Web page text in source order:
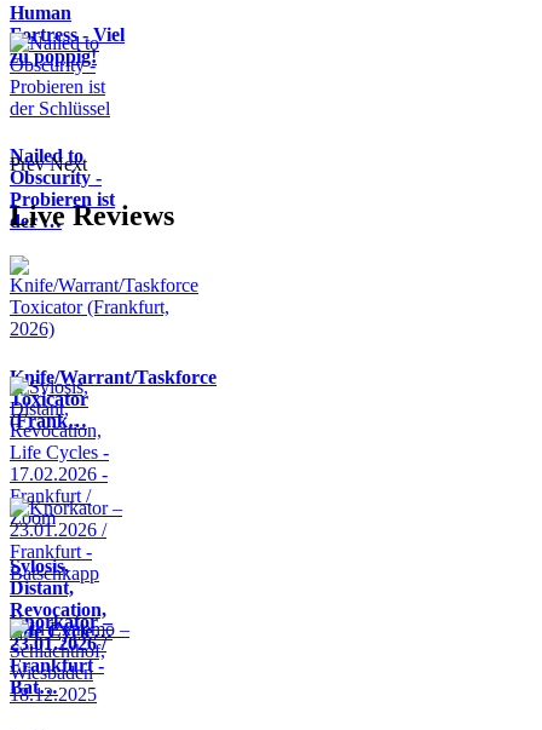
Human
Fortress - Viel
zu poppig!
Nailed to
Obscurity -
Probieren ist
der …
Prev Next
Live Reviews
Knife/Warrant/Taskforce
Toxicator
(Frank…
Sylosis,
Distant,
Revocation,
Life Cycle…
Knorkator –
23.01.2026 /
Frankfurt -
Bat…